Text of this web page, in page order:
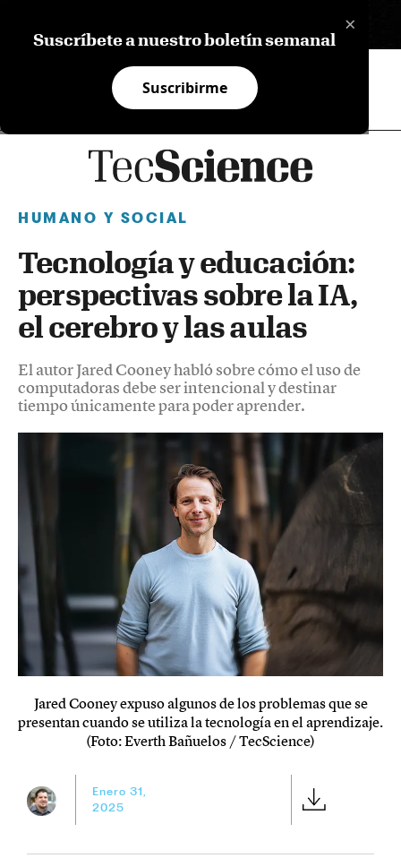
×
Suscríbete a nuestro boletín semanal
Suscribirme
HUMANO Y SOCIAL
Tecnología y educación:
perspectivas sobre la IA,
el cerebro y las aulas
El autor Jared Cooney habló sobre cómo el uso de
computadoras debe ser intencional y destinar
tiempo únicamente para poder aprender.
Jared Cooney expuso algunos de los problemas que se
presentan cuando se utiliza la tecnología en el aprendizaje.
(Foto: Everth Bañuelos / TecScience)
Enero 31,
2025